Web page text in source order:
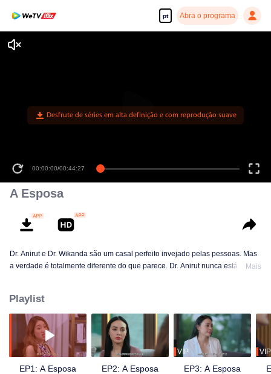
pt Abra o programa
Desfrute de séries em alta definição e com reprodução suave
00:00:00/00:44:27
A Esposa
Dr. Anirut e Dr. Wikanda são um casal perfeito invejado pelas pessoas. Mas
a verdade é totalmente diferente do que parece. Dr. Anirut nunca está
Mais
Playlist
EP1: A Esposa EP2: A Esposa
VIP
EP3: A Esposa
VIP